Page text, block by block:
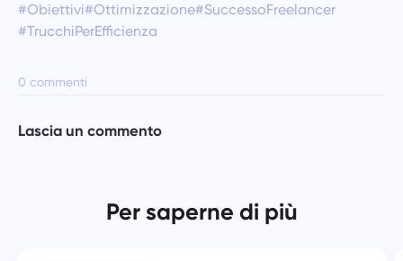
#Obiettivi#Ottimizzazione#SuccessoFreelancer
#TrucchiPerEfficienza
0 commenti
Lascia un commento
Per saperne di più